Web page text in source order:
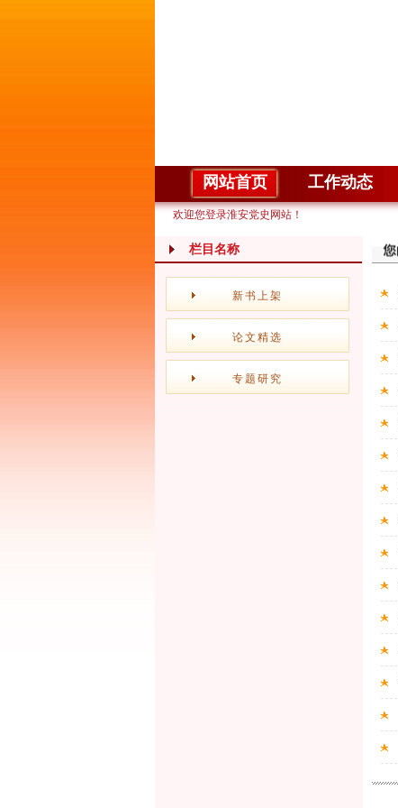
网站首页 工作动态
欢迎您登录淮安党史网站！
栏目名称
新书上架
论文精选
专题研究